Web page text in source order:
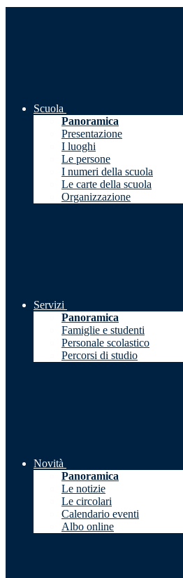
Scuola
Panoramica
Presentazione
I luoghi
Le persone
I numeri della scuola
Le carte della scuola
Organizzazione
Servizi
Panoramica
Famiglie e studenti
Personale scolastico
Percorsi di studio
Novità
Panoramica
Le notizie
Le circolari
Calendario eventi
Albo online